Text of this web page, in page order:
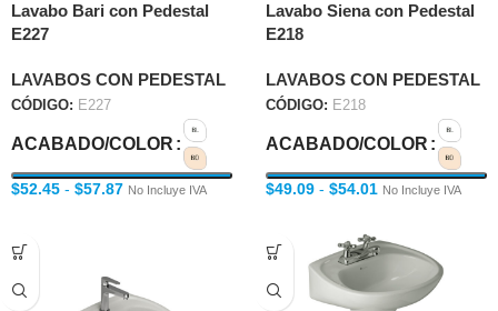
Lavabo Bari con Pedestal
E227
LAVABOS CON PEDESTAL
CÓDIGO: E227
ACABADO/COLOR
$52.45 - $57.87 No Incluye IVA
Lavabo Siena con Pedestal
E218
LAVABOS CON PEDESTAL
CÓDIGO: E218
ACABADO/COLOR
$49.09 - $54.01 No Incluye IVA